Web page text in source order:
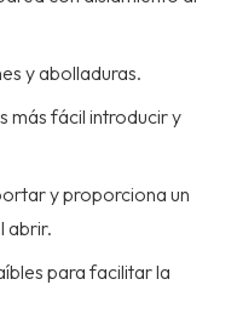
y abolladuras.
más fácil introducir y
y proporciona un
abrir.
para facilitar la